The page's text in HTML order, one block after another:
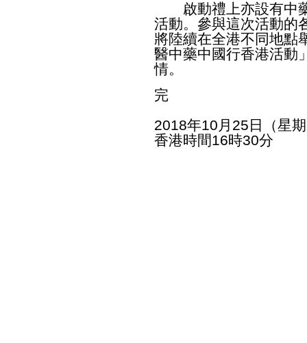
啟動禮上亦設有中藥
活動。參與這次活動的
將陸續在全港不同地點
醫中藥中國行香港活動
情。
完
2018年10月25日（星
香港時間16時30分